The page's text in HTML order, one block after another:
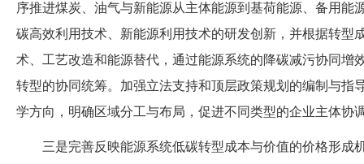
序推进煤炭、油气与新能源从主体能源到基荷能源、备用能
碳高效利用技术、新能源利用技术的研发创新，并根据转型
术、工艺改造和能源替代，通过能源系统的降碳减污协同增
转型的协同统筹。加强立法支持和顶层政策规划的编制与指
学方向，明确区域分工与布局，促进不同类型的企业主体协
三是完善反映能源系统低碳转型成本与价值的价格形成